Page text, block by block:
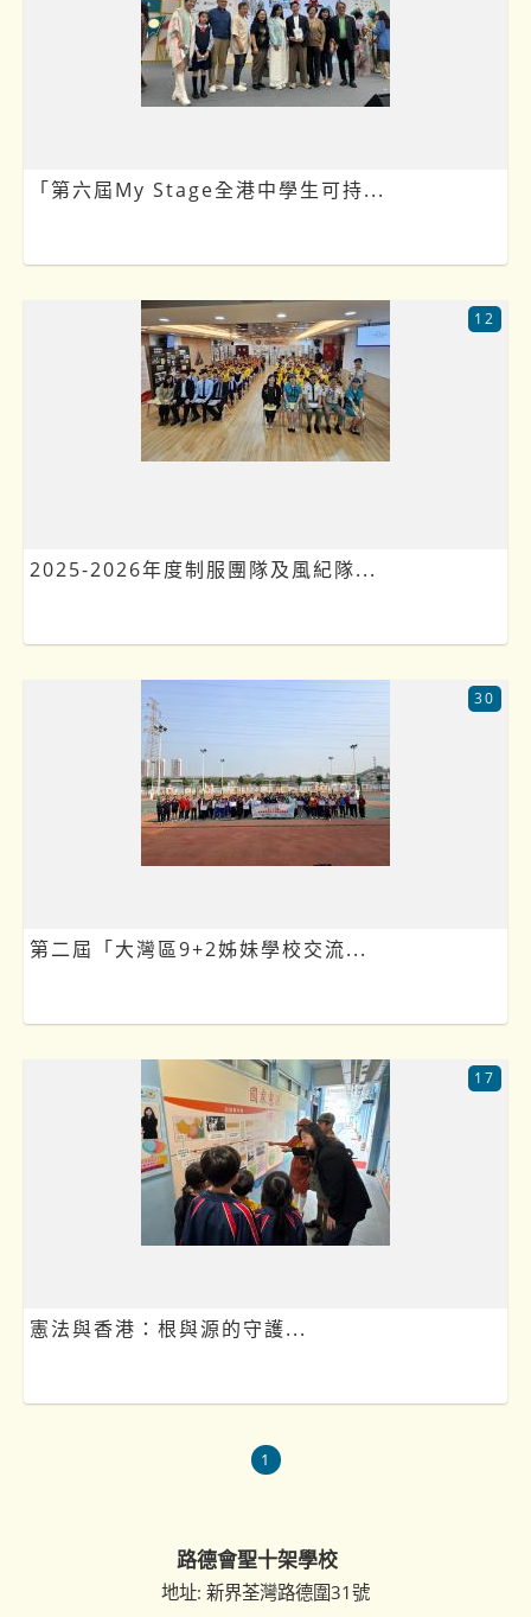
「第六屆My Stage全港中學生可持...
2025-2026年度制服團隊及風紀隊...
12
第二屆「大灣區9+2姊妹學校交流...
30
憲法與香港：根與源的守護...
17
1
路德會聖十架學校
地址: 新界荃灣路德圍31號